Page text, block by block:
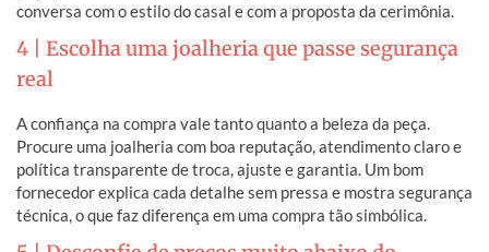
conversa com o estilo do casal e com a proposta da cerimônia.
4 | Escolha uma joalheria que passe segurança
real
A confiança na compra vale tanto quanto a beleza da peça.
Procure uma joalheria com boa reputação, atendimento claro e
política transparente de troca, ajuste e garantia. Um bom
fornecedor explica cada detalhe sem pressa e mostra segurança
técnica, o que faz diferença em uma compra tão simbólica.